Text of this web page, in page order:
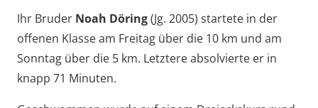
Ihr Bruder Noah Döring(Jg. 2005) startete in der
offenen Klasse am Freitag über die 10 km und am
Sonntag über die 5 km. Letztere absolvierte er in
knapp 71 Minuten.